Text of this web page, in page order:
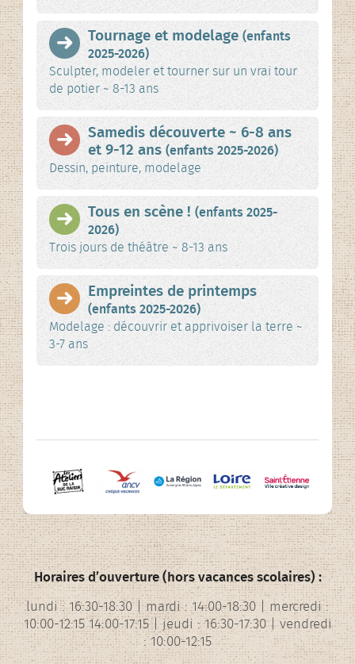
Tournage et modelage (enfants
2025-2026)
Sculpter, modeler et tourner sur un vrai tour
de potier ~ 8-13 ans
Samedis découverte ~ 6-8 ans
et 9-12 ans (enfants 2025-2026)
Dessin, peinture, modelage
Tous en scène ! (enfants 2025-
2026)
Trois jours de théâtre ~ 8-13 ans
Empreintes de printemps
(enfants 2025-2026)
Modelage : découvrir et apprivoiser la terre ~
3-7 ans
Horaires d’ouverture (hors vacances scolaires) :
lundi : 16:30-18:30 | mardi : 14:00-18:30 | mercredi :
10:00-12:15 14:00-17:15 | jeudi : 16:30-17:30 | vendredi
: 10:00-12:15